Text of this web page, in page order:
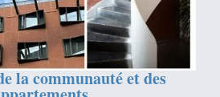
la communauté et des